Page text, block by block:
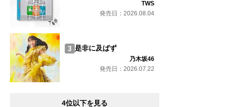
TWS
発売日：2026.08.04
是非に及ばず
乃木坂46
発売日：2026.07.22
4位以下を見る